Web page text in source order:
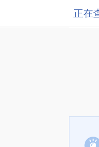
正在